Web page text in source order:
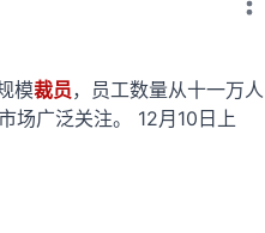
模裁员，员工数量从十一万人
场广泛关注。 12月10日上